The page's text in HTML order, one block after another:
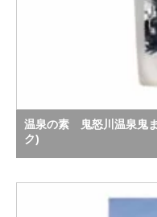
温泉の素 鬼怒川温泉鬼
ク)